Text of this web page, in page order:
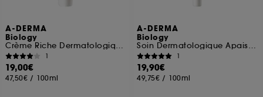
A-DERMA
Biology
Crème Riche Dermatologique Hydratante
1
19,00€
47,50€ / 100ml
A-DERMA
Biology
Soin Dermatologique Apaisant
1
19,90€
49,75€ / 100ml